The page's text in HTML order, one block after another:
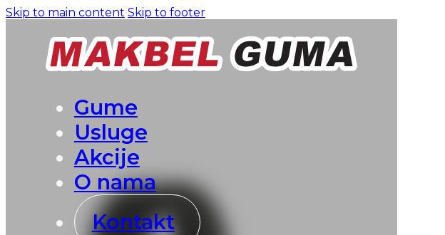
Skip to main content Skip to footer
Gume
Usluge
Akcije
O nama
Kontakt